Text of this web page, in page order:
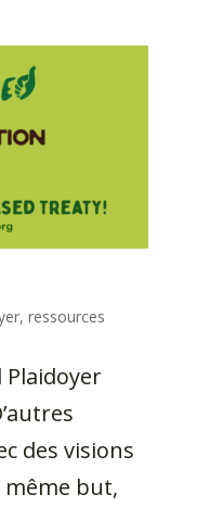
, ressources
Plaidoyer
des visions
but,